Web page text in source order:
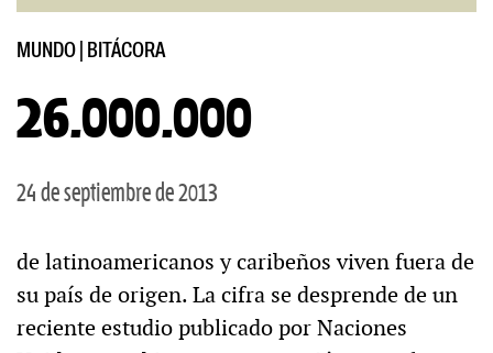
MUNDO BITÁCORA
26.000.000
24 de septiembre de 2013
de latinoamericanos y caribeños viven fuera de
su país de origen. La cifra se desprende de un
reciente estudio publicado por Naciones